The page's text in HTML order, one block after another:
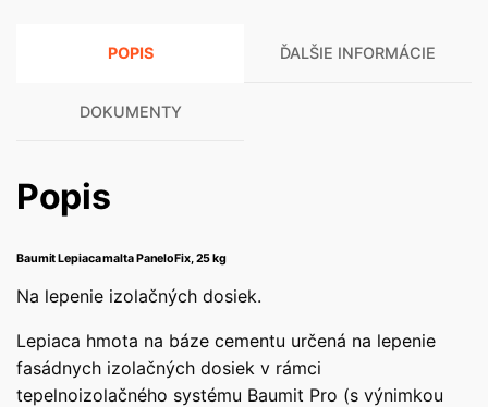
POPIS ĎALŠIE INFORMÁCIE
DOKUMENTY
Popis
Baumit Lepiaca malta PaneloFix, 25 kg
Na lepenie izolačných dosiek.
Lepiaca hmota na báze cementu určená na lepenie
fasádnych izolačných dosiek v rámci
tepelnoizolačného systému Baumit Pro (s výnimkou